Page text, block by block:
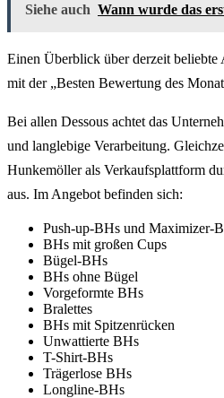
Siehe auch Wann wurde das
Einen Überblick über derzeit
mit der „Besten Bewertung des
Bei allen Dessous achtet das
und langlebige Verarbeitung.
Hunkemöller als Verkaufsplattform
aus. Im Angebot befinden sich:
Push-up-BHs und Maximizer-
BHs mit großen Cups
Bügel-BHs
BHs ohne Bügel
Vorgeformte BHs
Bralettes
BHs mit Spitzenrücken
Unwattierte BHs
T-Shirt-BHs
Trägerlose BHs
Longline-BHs